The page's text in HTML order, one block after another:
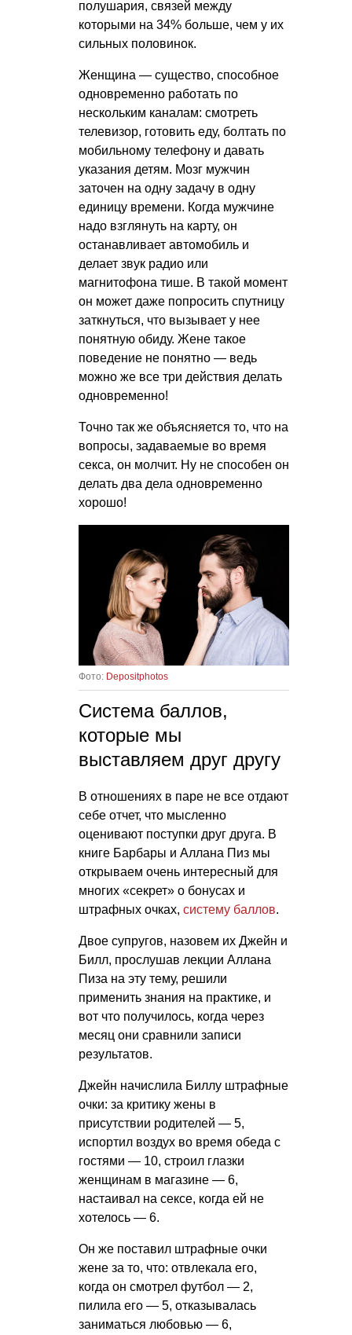
полушария, связей между
которыми на 34% больше, чем у их
сильных половинок.
Женщина — существо, способное
одновременно работать по
нескольким каналам: смотреть
телевизор, готовить еду, болтать по
мобильному телефону и давать
указания детям. Мозг мужчин
заточен на одну задачу в одну
единицу времени. Когда мужчине
надо взглянуть на карту, он
останавливает автомобиль и
делает звук радио или
магнитофона тише. В такой момент
он может даже попросить спутницу
заткнуться, что вызывает у нее
понятную обиду. Жене такое
поведение не понятно — ведь
можно же все три действия делать
одновременно!
Точно так же объясняется то, что на
вопросы, задаваемые во время
секса, он молчит. Ну не способен он
делать два дела одновременно
хорошо!
Фото: Depositphotos
Система баллов,
которые мы
выставляем друг другу
В отношениях в паре не все отдают
себе отчет, что мысленно
оценивают поступки друг друга. В
книге Барбары и Аллана Пиз мы
открываем очень интересный для
многих «секрет» о бонусах и
штрафных очках, систему баллов.
Двое супругов, назовем их Джейн и
Билл, прослушав лекции Аллана
Пиза на эту тему, решили
применить знания на практике, и
вот что получилось, когда через
месяц они сравнили записи
результатов.
Джейн начислила Биллу штрафные
очки: за критику жены в
присутствии родителей — 5,
испортил воздух во время обеда с
гостями — 10, строил глазки
женщинам в магазине — 6,
настаивал на сексе, когда ей не
хотелось — 6.
Он же поставил штрафные очки
жене за то, что: отвлекала его,
когда он смотрел футбол — 2,
пилила его — 5, отказывалась
заниматься любовью — 6,